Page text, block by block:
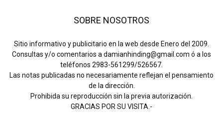
SOBRE NOSOTROS
Sitio informativo y publicitario en la web desde Enero del 2009.
Consultas y/o comentarios a damianhinding@gmail.com ó a los
teléfonos 2983-561299/526567.
Las notas publicadas no necesariamente reflejan el pensamiento
de la dirección.
Prohibida su reproducción sin la previa autorización.
GRACIAS POR SU VISITA.-